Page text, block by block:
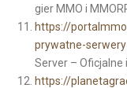
gier MMO i
https://
prywatne-
Server –
https://